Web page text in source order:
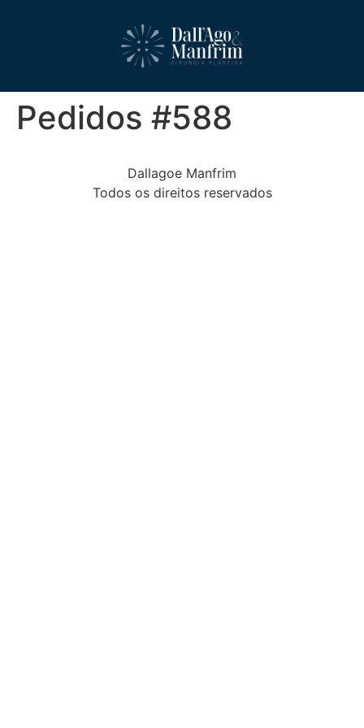
Pedidos #588
Dallagoe Manfrim
Todos os direitos reservados